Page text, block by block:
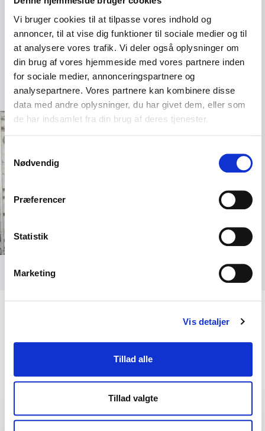
Vi bruger cookies til at tilpasse vores indhold og
annoncer, til at vise dig funktioner til sociale medier og til
at analysere vores trafik. Vi deler også oplysninger om
din brug af vores hjemmeside med vores partnere inden
for sociale medier, annonceringspartnere og
analysepartnere. Vores partnere kan kombinere disse
data med andre oplysninger, du har givet dem, eller som
de har indsamlet fra din brug af deres tjenester.
Nødvendig
Præferencer
Statistik
Marketing
Vis detaljer
Tillad alle
Tillad valgte
positiv forskel.
Book Claus Meyer til jeres næste event, og oplev en
foredragsholder, der formår at engagere, inspirere og
motivere til handling – uanset om publikum består af
ledere, medarbejdere eller hele organisationer.
Foto: Evan Sung
CLAUS MEYER FOREDRAG: